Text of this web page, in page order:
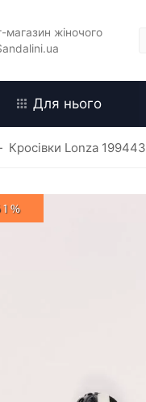
магазин жіночого
Для нього
Кросівки Lonza 199443